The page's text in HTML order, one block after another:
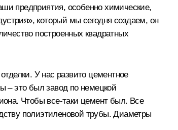
предприятия, особенно химические,
который мы сегодня создаем, он
построенных квадратных
У нас развито цементное
– это был завод по немецкой
Чтобы все‑таки цемент был. Все
полиэтиленовой трубы. Диаметры